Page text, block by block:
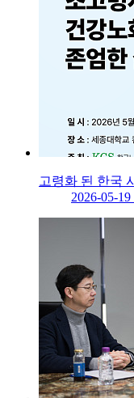
고령화 된 한국
2026-05-19